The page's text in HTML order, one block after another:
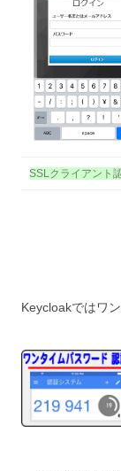
SSLクライアン
Keycloakではワ